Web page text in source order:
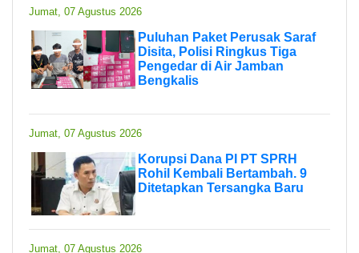
Jumat, 07 Agustus 2026
Puluhan Paket Perusak Saraf
Disita, Polisi Ringkus Tiga
Pengedar di Air Jamban
Bengkalis
Jumat, 07 Agustus 2026
Korupsi Dana PI PT SPRH
Rohil Kembali Bertambah. 9
Ditetapkan Tersangka Baru
Jumat, 07 Agustus 2026